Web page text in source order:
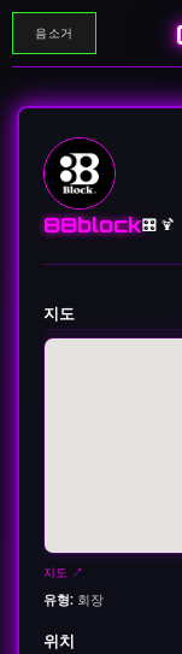
음소거
88block🎛️ 🍹
지도
지도 ↗
유형: 회장
위치